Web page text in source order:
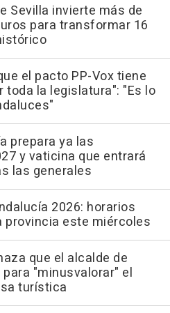
Sevilla invierte más de
para transformar 16
el pacto PP-Vox tiene
toda la legislatura": "Es lo
prepara ya las
y vaticina que entrará
las generales
2026: horarios
provincia este miércoles
que el alcalde de
"minusvalorar" el
turística